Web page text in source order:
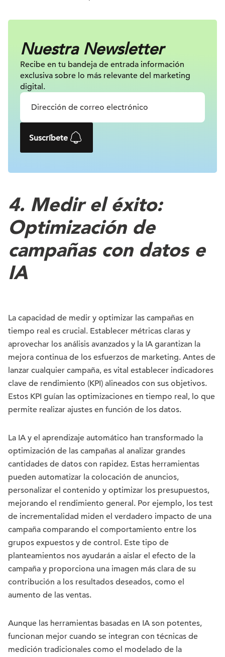
Nuestra Newsletter
Recibe en tu bandeja de entrada información
exclusiva sobre lo más relevante del marketing
digital.
Suscríbete
4. Medir el éxito:
Optimización de
campañas con datos e
IA
La capacidad de medir y optimizar las campañas en
tiempo real es crucial. Establecer métricas claras y
aprovechar los análisis avanzados y la IA garantizan la
mejora continua de los esfuerzos de marketing. Antes de
lanzar cualquier campaña, es vital establecer indicadores
clave de rendimiento (KPI) alineados con sus objetivos.
Estos KPI guían las optimizaciones en tiempo real, lo que
permite realizar ajustes en función de los datos.
La IA y el aprendizaje automático han transformado la
optimización de las campañas al analizar grandes
cantidades de datos con rapidez. Estas herramientas
pueden automatizar la colocación de anuncios,
personalizar el contenido y optimizar los presupuestos,
mejorando el rendimiento general. Por ejemplo, los test
de incrementalidad miden el verdadero impacto de una
campaña comparando el comportamiento entre los
grupos expuestos y de control. Este tipo de
planteamientos nos ayudarán a aislar el efecto de la
campaña y proporciona una imagen más clara de su
contribución a los resultados deseados, como el
aumento de las ventas.
Aunque las herramientas basadas en IA son potentes,
funcionan mejor cuando se integran con técnicas de
medición tradicionales como el modelado de la